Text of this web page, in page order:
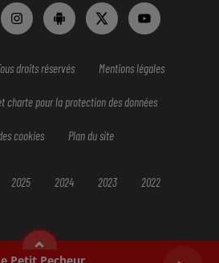
Petit Pecheur
droits réservés Mentions légales
charte pour la protection des données
cookies Plan du site
2025 2024 2023 2022